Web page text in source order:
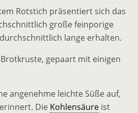
Rotstich präsentiert sich das
große feinporige
lange erhalten.
gepaart mit einigen
angenehme leichte Süße auf,
Die Kohlensäure ist